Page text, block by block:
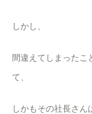
しかし、
間違えてしまったこ
て、
しかもその社長さ